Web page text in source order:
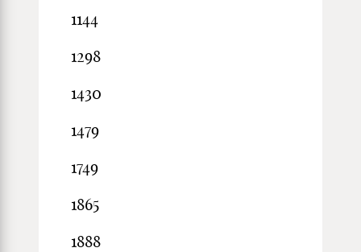
1144
1298
1430
1479
1749
1865
1888